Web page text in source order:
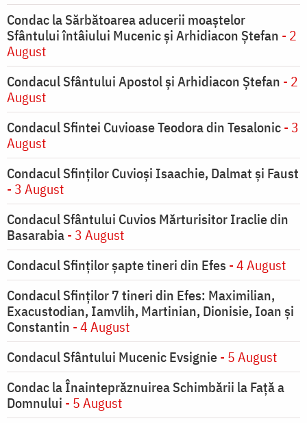
Condac la Sărbătoarea aducerii moaştelor
Sfântului întâiului Mucenic şi Arhidiacon Ştefan - 2
August
Condacul Sfântului Apostol și Arhidiacon Ștefan - 2
August
Condacul Sfintei Cuvioase Teodora din Tesalonic- 3
August
Condacul Sfinţilor Cuvioşi Isaachie, Dalmat şi Faust
- 3 August
Condacul Sfântului Cuvios Mărturisitor Iraclie din
Basarabia- 3 August
Condacul Sfinţilor şapte tineri din Efes - 4 August
Condacul Sfinţilor 7 tineri din Efes: Maximilian,
Exacustodian, Iamvlih, Martinian, Dionisie, Ioan şi
Constantin - 4 August
Condacul Sfântului Mucenic Evsignie- 5 August
Condac la Înainteprăznuirea Schimbării la Faţă a
Domnului - 5 August